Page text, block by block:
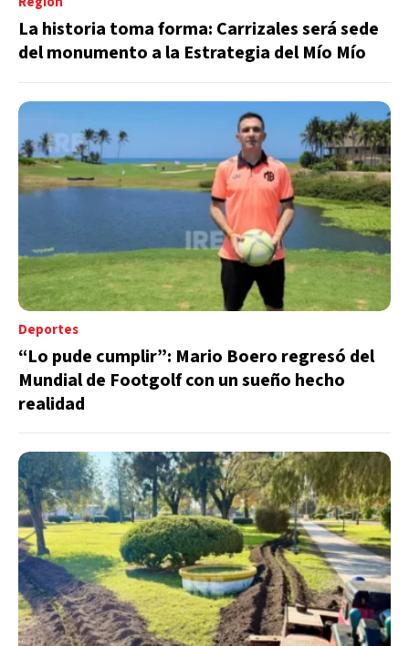
La historia toma forma: Carrizales será sede
del monumento a la Estrategia del Mío Mío
Deportes
“Lo pude cumplir”: Mario Boero regresó del
Mundial de Footgolf con un sueño hecho
realidad